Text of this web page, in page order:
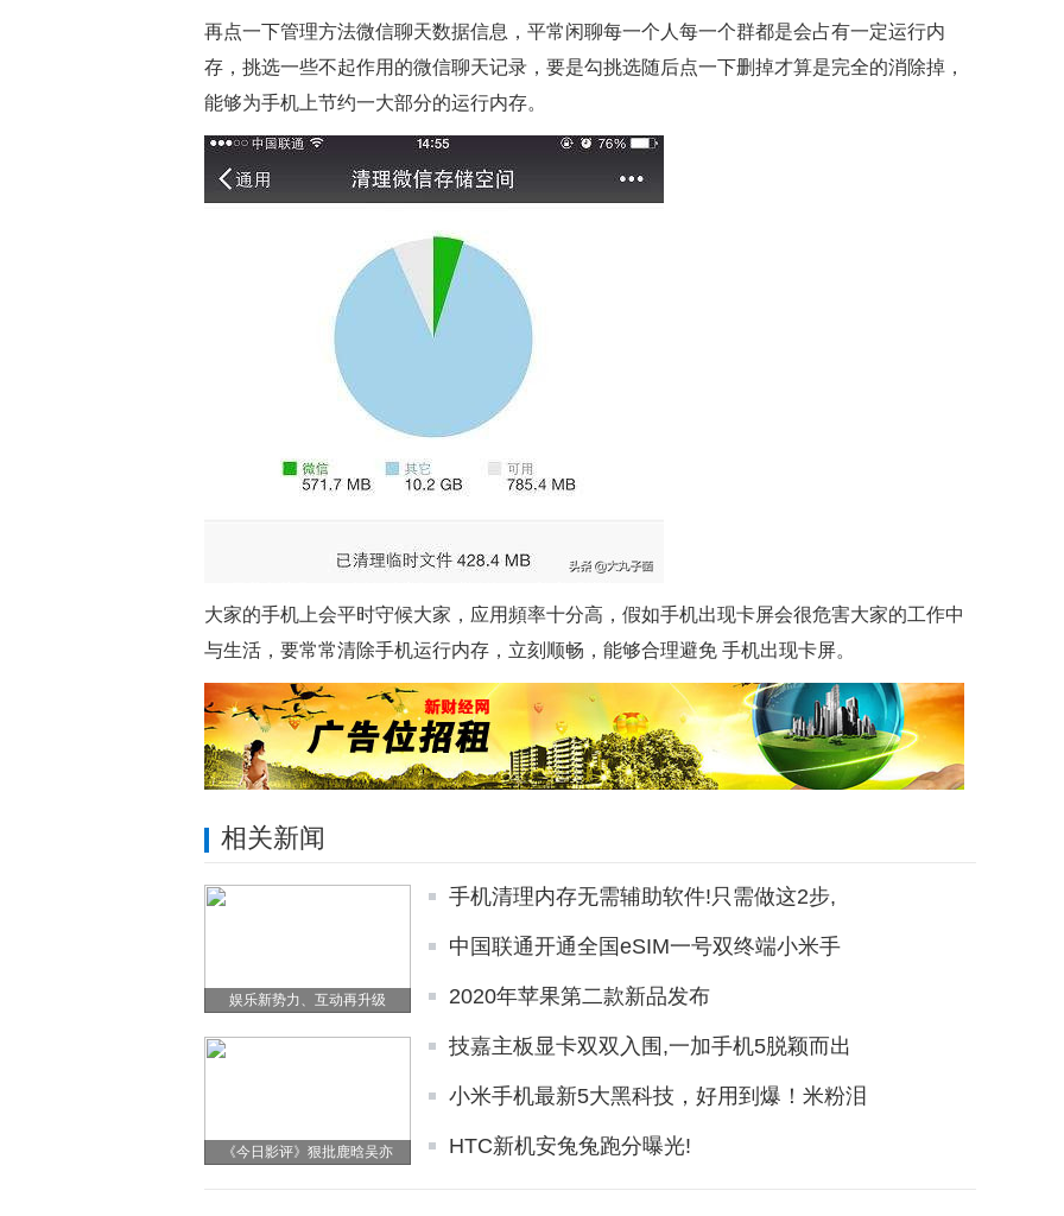
再点一下管理方法微信聊天数据信息，平常闲聊每一个人每一个群都是会占有一定运行内
存，挑选一些不起作用的微信聊天记录，要是勾挑选随后点一下删掉才算是完全的消除掉，
能够为手机上节约一大部分的运行内存。
大家的手机上会平时守候大家，应用頻率十分高，假如手机出现卡屏会很危害大家的工作中
与生活，要常常清除手机运行内存，立刻顺畅，能够合理避免 手机出现卡屏。
相关新闻
娱乐新势力、互动再升级
《今日影评》狠批鹿晗吴亦
手机清理内存无需辅助软件!只需做这2步,
中国联通开通全国eSIM一号双终端小米手
2020年苹果第二款新品发布
技嘉主板显卡双双入围,一加手机5脱颖而出
小米手机最新5大黑科技，好用到爆！米粉泪
HTC新机安兔兔跑分曝光!